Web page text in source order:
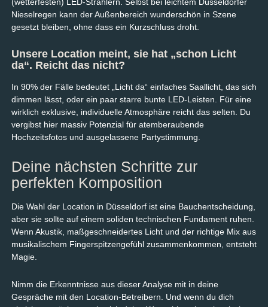
(wetterfesten) LED-Strahlern. Selbst bei leichtem Düsseldorfer
Nieselregen kann der Außenbereich wunderschön in Szene
gesetzt bleiben, ohne dass ein Kurzschluss droht.
Unsere Location meint, sie hat „schon Licht
da“. Reicht das nicht?
In 90% der Fälle bedeutet „Licht da“ einfaches Saallicht, das sich
dimmen lässt, oder ein paar starre bunte LED-Leisten. Für eine
wirklich exklusive, individuelle Atmosphäre reicht das selten. Du
vergibst hier massiv Potenzial für atemberaubende
Hochzeitsfotos und ausgelassene Partystimmung.
Deine nächsten Schritte zur
perfekten Komposition
Die Wahl der Location in Düsseldorf ist eine Bauchentscheidung,
aber sie sollte auf einem soliden technischen Fundament ruhen.
Wenn Akustik, maßgeschneidertes Licht und der richtige Mix aus
musikalischem Fingerspitzengefühl zusammenkommen, entsteht
Magie.
Nimm die Erkenntnisse aus dieser Analyse mit in deine
Gespräche mit den Location-Betreibern. Und wenn du dich